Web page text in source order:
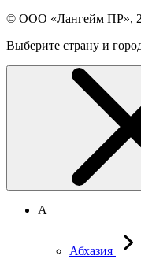
© ООО «Лангейм ПР»,
Выберите страну и
А
Абхазия